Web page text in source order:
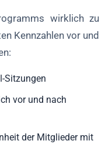
wirklich zu
Kennzahlen vor und
Sitzungen
vor und nach
der Mitglieder mit